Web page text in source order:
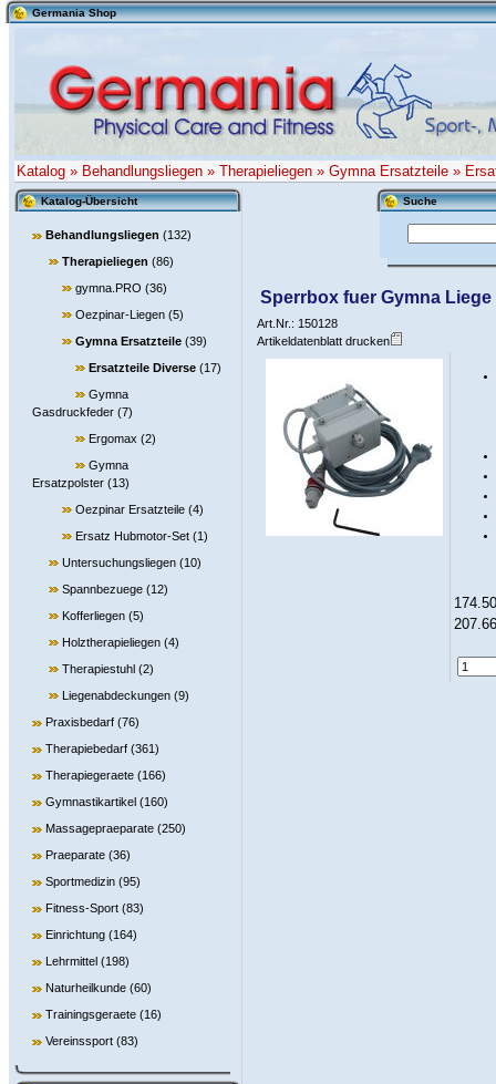
Germania Shop
Katalog » Behandlungsliegen » Therapieliegen » Gymna Ersatzteile »
Katalog-Übersicht
Behandlungsliegen (132)
Therapieliegen (86)
gymna.PRO (36)
Oezpinar-Liegen (5)
Gymna Ersatzteile (39)
Ersatzteile Diverse (17)
Gymna
Gasdruckfeder (7)
Ergomax (2)
Gymna
Ersatzpolster (13)
Oezpinar Ersatzteile (4)
Ersatz Hubmotor-Set (1)
Untersuchungsliegen (10)
Spannbezuege (12)
Kofferliegen (5)
Holztherapieliegen (4)
Therapiestuhl (2)
Liegenabdeckungen (9)
Praxisbedarf (76)
Therapiebedarf (361)
Therapiegeraete (166)
Gymnastikartikel (160)
Massagepraeparate (250)
Praeparate (36)
Sportmedizin (95)
Fitness-Sport (83)
Einrichtung (164)
Lehrmittel (198)
Naturheilkunde (60)
Trainingsgeraete (16)
Vereinssport (83)
Suche
Sperrbox fuer Gymna
Art.Nr.: 150128
Artikeldatenblatt drucken